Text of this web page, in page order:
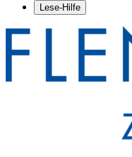
Lese-Hilfe